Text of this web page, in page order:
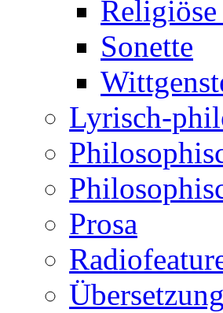
Sonette
Lyrisch-
Prosa